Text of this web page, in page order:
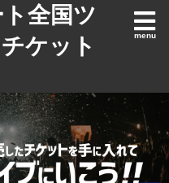
全国ツ
ケット